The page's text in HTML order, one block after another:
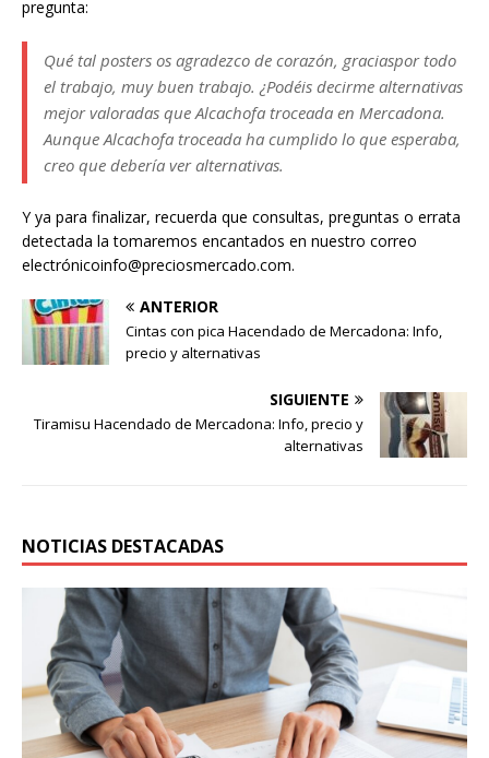
pregunta:
Qué tal posters os agradezco de corazón, graciaspor todo
el trabajo, muy buen trabajo. ¿Podéis decirme alternativas
mejor valoradas que Alcachofa troceada en Mercadona.
Aunque Alcachofa troceada ha cumplido lo que esperaba,
creo que debería ver alternativas.
Y ya para finalizar, recuerda que consultas, preguntas o errata
detectada la tomaremos encantados en nuestro correo
electrónicoinfo@preciosmercado.com.
ANTERIOR
Cintas con pica Hacendado de Mercadona: Info,
precio y alternativas
SIGUIENTE
Tiramisu Hacendado de Mercadona: Info, precio y
alternativas
NOTICIAS DESTACADAS